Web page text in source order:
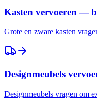
Kasten vervoeren —
Grote en zware kasten
Designmeubels
Designmeubels vragen om